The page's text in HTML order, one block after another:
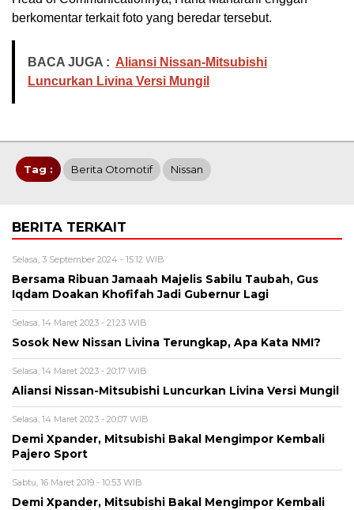
berkomentar terkait foto yang beredar tersebut.
BACA JUGA : Aliansi Nissan-Mitsubishi
Luncurkan Livina Versi Mungil
Tag : Berita Otomotif Nissan
BERITA TERKAIT
Selasa, 3 September 2024 - 15:12 WIB
Bersama Ribuan Jamaah Majelis Sabilu Taubah, Gus
Iqdam Doakan Khofifah Jadi Gubernur Lagi
Selasa, 14 Maret 2023 - 21:23 WIB
Sosok New Nissan Livina Terungkap, Apa Kata NMI?
Selasa, 14 Maret 2023 - 20:17 WIB
Aliansi Nissan-Mitsubishi Luncurkan Livina Versi Mungil
Selasa, 14 Maret 2023 - 20:07 WIB
Demi Xpander, Mitsubishi Bakal Mengimpor Kembali
Pajero Sport
Sabtu, 16 Maret 2019 - 10:53 WIB
Demi Xpander, Mitsubishi Bakal Mengimpor Kembali